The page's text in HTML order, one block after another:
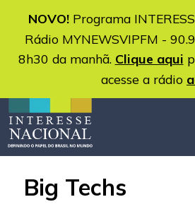
NOVO!Programa
Rádio MYNEWSVIPFM -
8h30 da manhã. Clique aqui
acesse a rádio
Big Techs